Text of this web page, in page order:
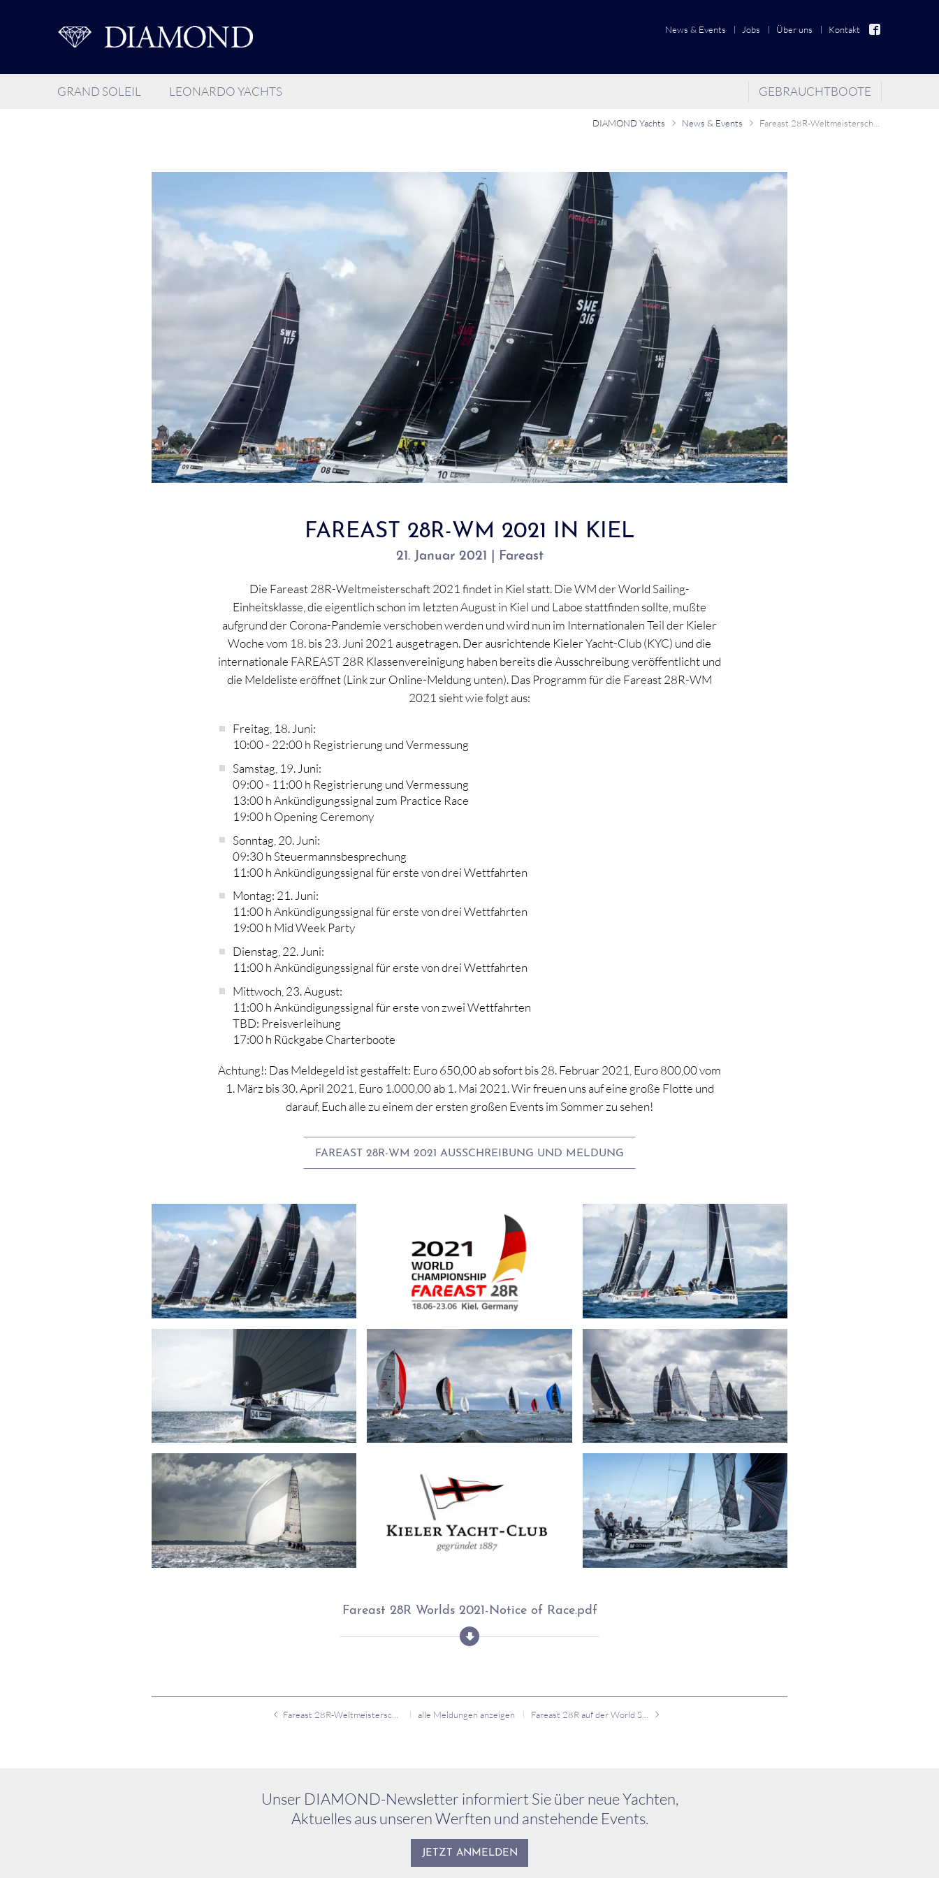
News & Events Jobs Über uns Kontakt
GRAND SOLEIL LEONARDO YACHTS GEBRAUCHTBOOTE
DIAMOND Yachts News & Events
FAREAST 28R-WM 2021 IN KIEL
21. Januar 2021 | Fareast
Die Fareast 28R-Weltmeisterschaft 2021 findet in Kiel statt. Die WM der World Sailing-
Einheitsklasse, die eigentlich schon im letzten August in Kiel und Laboe stattfinden sollte, mußte
aufgrund der Corona-Pandemie verschoben werden und wird nun im Internationalen Teil der Kieler
Woche vom 18. bis 23. Juni 2021 ausgetragen. Der ausrichtende Kieler Yacht-Club (KYC) und die
internationale FAREAST 28R Klassenvereinigung haben bereits die Ausschreibung veröffentlicht und
die Meldeliste eröffnet (Link zur Online-Meldung unten). Das Programm für die Fareast 28R-WM
2021 sieht wie folgt aus:
Freitag, 18. Juni:
10:00 - 22:00 h Registrierung und Vermessung
Samstag, 19. Juni:
09:00 - 11:00 h Registrierung und Vermessung
13:00 h Ankündigungssignal zum Practice Race
19:00 h Opening Ceremony
Sonntag, 20. Juni:
09:30 h Steuermannsbesprechung
11:00 h Ankündigungssignal für erste von drei Wettfahrten
Montag: 21. Juni:
11:00 h Ankündigungssignal für erste von drei Wettfahrten
19:00 h Mid Week Party
Dienstag, 22. Juni:
11:00 h Ankündigungssignal für erste von drei Wettfahrten
Mittwoch, 23. August:
11:00 h Ankündigungssignal für erste von zwei Wettfahrten
TBD: Preisverleihung
17:00 h Rückgabe Charterboote
Achtung!: Das Meldegeld ist gestaffelt: Euro 650,00 ab sofort bis 28. Februar 2021, Euro 800,00 vom
1. März bis 30. April 2021, Euro 1.000,00 ab 1. Mai 2021. Wir freuen uns auf eine große Flotte und
darauf, Euch alle zu einem der ersten großen Events im Sommer zu sehen!
FAREAST 28R-WM 2021 AUSSCHREIBUNG UND MELDUNG
Fareast 28R Worlds 2021-Notice of Race.pdf
Fareast 28R-Weltmeisterschaft verschoben alle Meldungen anzeigen Fareast 28R auf der World Sailing-Liste für Olympia 2024
Unser DIAMOND-Newsletter informiert Sie über neue Yachten,
Aktuelles aus unseren Werften und anstehende Events.
JETZT ANMELDEN